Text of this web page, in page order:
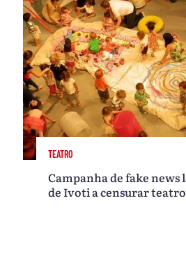
TEATRO
Campanha de fake
de Ivoti a censurar